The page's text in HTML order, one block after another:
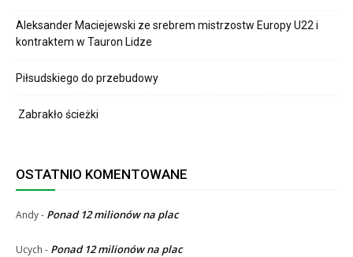
Aleksander Maciejewski ze srebrem mistrzostw Europy U22 i
kontraktem w Tauron Lidze
Piłsudskiego do przebudowy
Zabrakło ścieżki
OSTATNIO KOMENTOWANE
Andy- Ponad 12 milionów na plac
Ucych - Ponad 12 milionów na plac